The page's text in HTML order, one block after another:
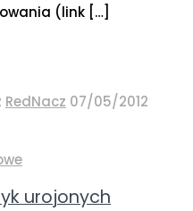
(link […]
RedNacz 07/05/2012
urojonych